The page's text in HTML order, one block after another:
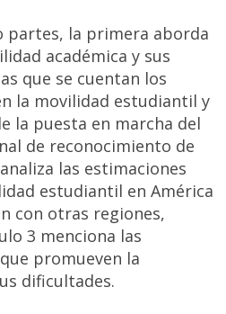
partes, la primera aborda
académica y sus
que se cuentan los
la movilidad estudiantil y
la puesta en marcha del
de reconocimiento de
las estimaciones
estudiantil en América
con otras regiones,
3 menciona las
promueven la
dificultades.